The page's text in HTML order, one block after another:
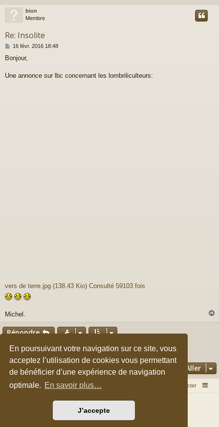
En poursuivant votre navigation sur ce site, vous
acceptez l’utilisation de cookies vous permettant
de bénéficier d’une expérience de navigation
optimale. En savoir plus…
J’accepte
bion
Membre
Re: Insolite
M
s
a
16 févr. 2016 18:48
Bonjour,
Une annonce sur lbc concernant les lombriliculteurs:
vers de terre.jpg (138.43 Kio) Consulté 59103 fois
Michel.
Répondre
424 messages Page1sur29
1 2 3 4 5 … 29
Aller
Accueil du forum Nous contacter
Développé parphpBB® Forum Software © phpBB Limited
Style parArty
©